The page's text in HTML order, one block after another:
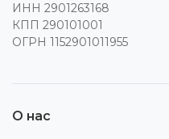
ИНН 2901263168
КПП 290101001
ОГРН 1152901011955
О нас